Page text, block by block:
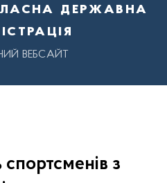
державна
ВЕБСАЙТ
з